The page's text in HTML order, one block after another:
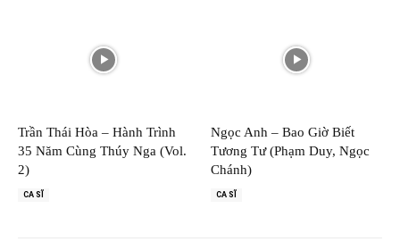
Trần Thái Hòa – Hành Trình
35 Năm Cùng Thúy Nga (Vol.
2)
CA SĨ
Ngọc Anh – Bao Giờ Biết
Tương Tư (Phạm Duy, Ngọc
Chánh)
CA SĨ